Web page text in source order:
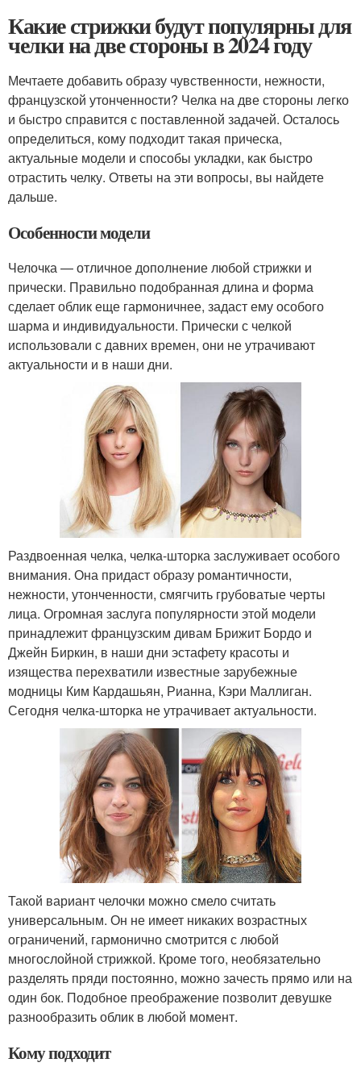
Какие стрижки будут популярны для
челки на две стороны в 2024 году
Мечтаете добавить образу чувственности, нежности,
французской утонченности? Челка на две стороны легко
и быстро справится с поставленной задачей. Осталось
определиться, кому подходит такая прическа,
актуальные модели и способы укладки, как быстро
отрастить челку. Ответы на эти вопросы, вы найдете
дальше.
Особенности модели
Челочка — отличное дополнение любой стрижки и
прически. Правильно подобранная длина и форма
сделает облик еще гармоничнее, задаст ему особого
шарма и индивидуальности. Прически с челкой
использовали с давних времен, они не утрачивают
актуальности и в наши дни.
Раздвоенная челка, челка-шторка заслуживает особого
внимания. Она придаст образу романтичности,
нежности, утонченности, смягчить грубоватые черты
лица. Огромная заслуга популярности этой модели
принадлежит французским дивам Брижит Бордо и
Джейн Биркин, в наши дни эстафету красоты и
изящества перехватили известные зарубежные
модницы Ким Кардашьян, Рианна, Кэри Маллиган.
Сегодня челка-шторка не утрачивает актуальности.
Такой вариант челочки можно смело считать
универсальным. Он не имеет никаких возрастных
ограничений, гармонично смотрится с любой
многослойной стрижкой. Кроме того, необязательно
разделять пряди постоянно, можно зачесть прямо или на
один бок. Подобное преображение позволит девушке
разнообразить облик в любой момент.
Кому подходит